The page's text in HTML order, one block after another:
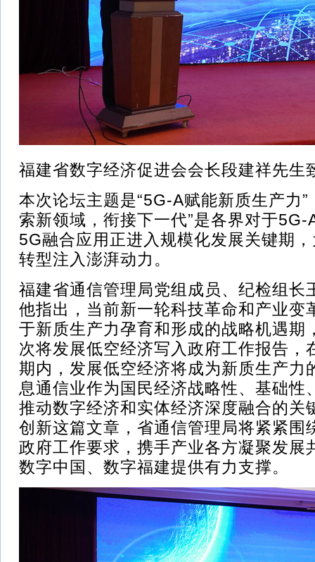
福建省数字经济促进会会长段建祥先生
本次论坛主题是“5G-A赋能新质生产力”
索新领域，衔接下一代”是各界对于5G-
5G融合应用正进入规模化发展关键期
转型注入澎湃动力。
福建省通信管理局党组成员、纪检组长
他指出，当前新一轮科技革命和产业变
于新质生产力孕育和形成的战略机遇期
次将发展低空经济写入政府工作报告，
期内，发展低空经济将成为新质生产力
息通信业作为国民经济战略性、基础性
推动数字经济和实体经济深度融合的关
创新这篇文章，省通信管理局将紧紧围
政府工作要求，携手产业各方凝聚发展
数字中国、数字福建提供有力支撑。